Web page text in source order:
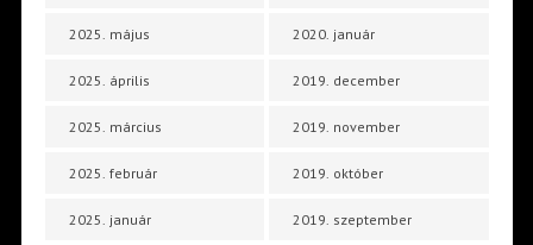
2025. május
2025. április
2025. március
2025. február
2025. január
2020. január
2019. december
2019. november
2019. október
2019. szeptember